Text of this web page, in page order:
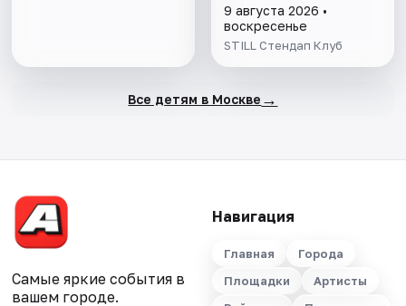
9 августа 2026 •
воскресенье
STILL Стендап Клуб
Все детям в Москве →
Самые яркие события в
вашем городе.
Навигация
Главная
Города
Площадки
Артисты